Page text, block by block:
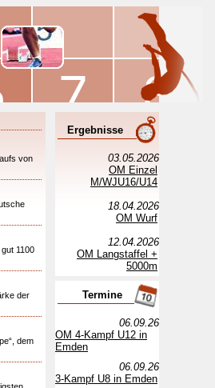
von
1100
der
dem
Ergebnisse
03.05.2026
OM Einzel
M/WJU16/U14
18.04.2026
OM Wurf
12.04.2026
OM Langstaffel +
5000m
Termine
06.09.26
OM 4-Kampf U12 in
Emden
06.09.26
3-Kampf U8 in Emden